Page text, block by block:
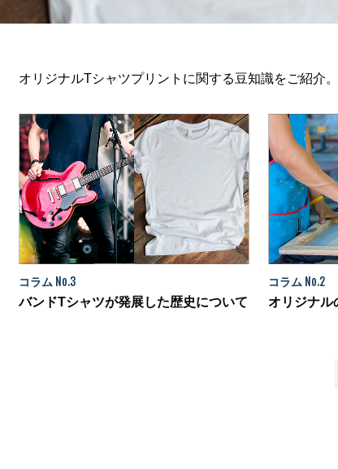
オリジナルTシャツプリントに関する豆知識をご紹介。
コラム No.3
バンドTシャツが発展した歴史について
コラム No.2
オリジナル